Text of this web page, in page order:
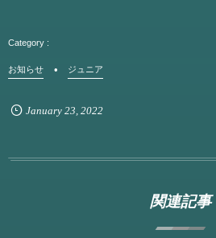
お知らせ ジュニア
January 23, 2022
関連記事